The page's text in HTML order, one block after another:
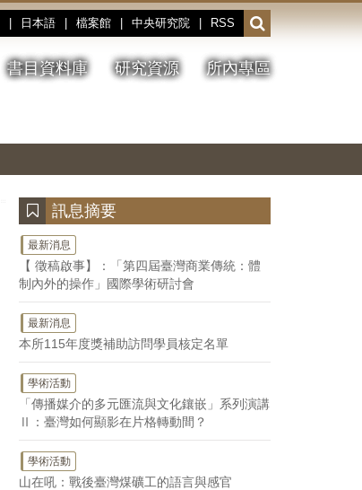
日本語 檔案館 中央研究院 RSS
開
啟
或
收
書目資料庫 研究資源 所內專區
停、
圖
圖
結
訊息摘要
最新消息
【 徵稿啟事】：「第四屆臺灣商業傳統：體
制內外的操作」國際學術研討會
最新消息
本所115年度獎補助訪問學員核定名單
學術活動
「傳播媒介的多元匯流與文化鑲嵌」系列演講
Ⅱ：臺灣如何顯影在片格轉動間？
學術活動
山在吼：戰後臺灣煤礦工的語言與感官